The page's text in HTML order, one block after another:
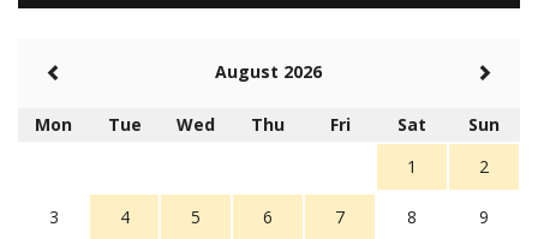
August 2026
Mon Tue Wed Thu Fri Sat
Sun
1
2
3 4 5 6 7 8 9